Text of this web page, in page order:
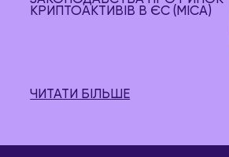
КРИПТОАКТИВІВ В ЄС (MICA)
ЧИТАТИ БІЛЬШЕ